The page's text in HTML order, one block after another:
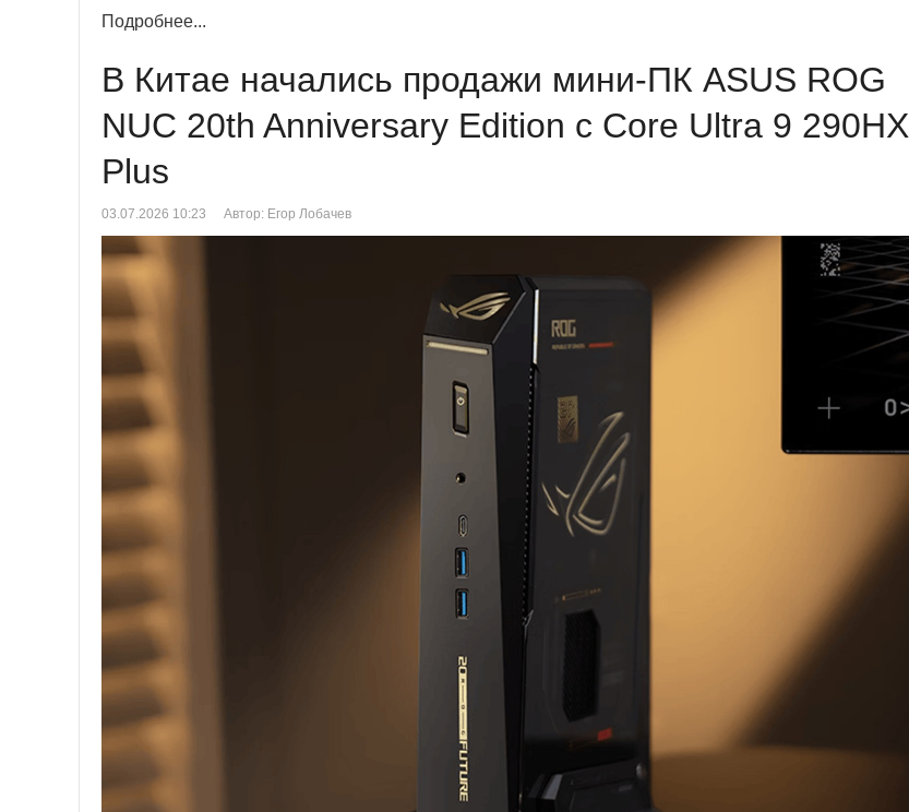
Подробнее...
В Китае начались продажи мини-ПК ASUS ROG
NUC 20th Anniversary Edition с Core Ultra 9 290HX
Plus
03.07.2026 10:23 Автор: Егор Лобачев